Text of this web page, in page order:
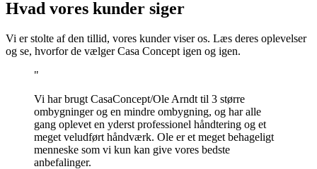
Hvad vores kunder siger
Vi er stolte af den tillid, vores kunder viser os. Læs deres oplevelser
og se, hvorfor de vælger Casa Concept igen og igen.
"
Vi har brugt CasaConcept/Ole Arndt til 3 større
ombygninger og en mindre ombygning, og har alle
gang oplevet en yderst professionel håndtering og et
meget veludført håndværk. Ole er et meget behageligt
menneske som vi kun kan give vores bedste
anbefalinger.